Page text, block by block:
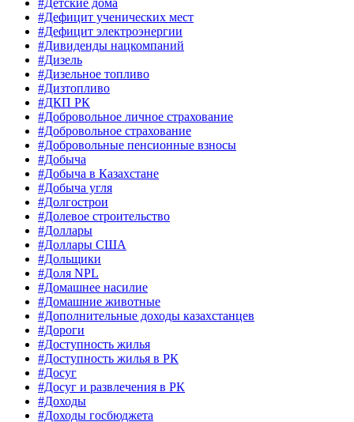
#Детские дома
#Дефицит ученических мест
#Дефицит электроэнергии
#Дивиденды нацкомпаний
#Дизель
#Дизельное топливо
#Дизтопливо
#ДКП РК
#Добровольное личное страхование
#Добровольное страхование
#Добровольные пенсионные взносы
#Добыча
#Добыча в Казахстане
#Добыча угля
#Долгострои
#Долевое строительство
#Доллары
#Доллары США
#Дольщики
#Доля NPL
#Домашнее насилие
#Домашние животные
#Дополнительные доходы казахстанцев
#Дороги
#Доступность жилья
#Доступность жилья в РК
#Досуг
#Досуг и развлечения в РК
#Доходы
#Доходы госбюджета